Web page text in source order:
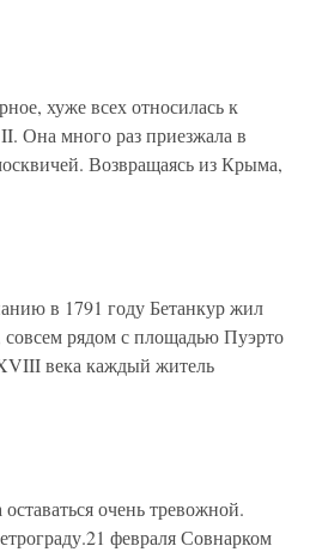
хуже всех относилась к
Она много раз приезжала в
Возвращаясь из Крыма,
в 1791 году Бетанкур жил
рядом с площадью Пуэрто
века каждый житель
очень тревожной.
февраля Совнарком